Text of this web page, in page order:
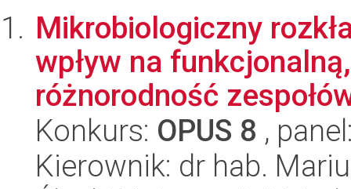
Mikrobiologiczny
wpływ na
różnorodność
Konkurs: OPUS 8 ,
Kierownik: dr hab.